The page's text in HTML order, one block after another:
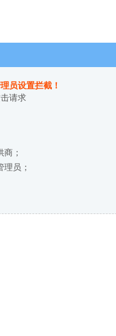
员设置拦截！
请求
；
员；